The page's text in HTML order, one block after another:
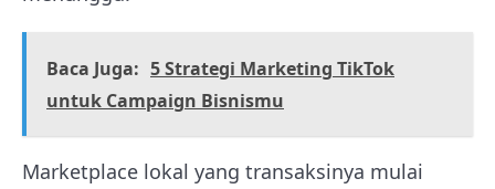
Baca Juga: 5 Strategi Marketing TikTok
untuk Campaign Bisnismu
Marketplace lokal yang transaksinya mulai